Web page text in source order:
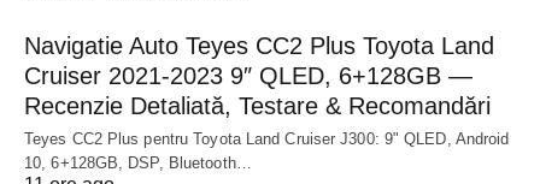
Navigatie Auto Teyes CC2 Plus Toyota Land
Cruiser 2021-2023 9″ QLED, 6+128GB —
Recenzie Detaliată, Testare & Recomandări
Teyes CC2 Plus pentru Toyota Land Cruiser J300: 9" QLED, Android
10, 6+128GB, DSP, Bluetooth…